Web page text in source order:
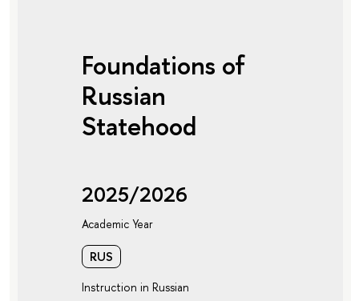
Foundations of
Russian
Statehood
2025/2026
Academic Year
RUS
Instruction in Russian